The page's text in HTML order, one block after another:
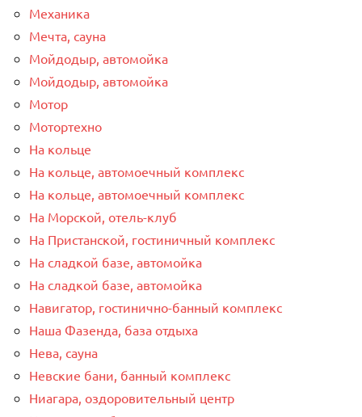
Механика
Мечта, сауна
Мойдодыр, автомойка
Мойдодыр, автомойка
Мотор
Мотортехно
На кольце
На кольце, автомоечный комплекс
На кольце, автомоечный комплекс
На Морской, отель-клуб
На Пристанской, гостиничный комплекс
На сладкой базе, автомойка
На сладкой базе, автомойка
Навигатор, гостинично-банный комплекс
Наша Фазенда, база отдыха
Нева, сауна
Невские бани, банный комплекс
Ниагара, оздоровительный центр